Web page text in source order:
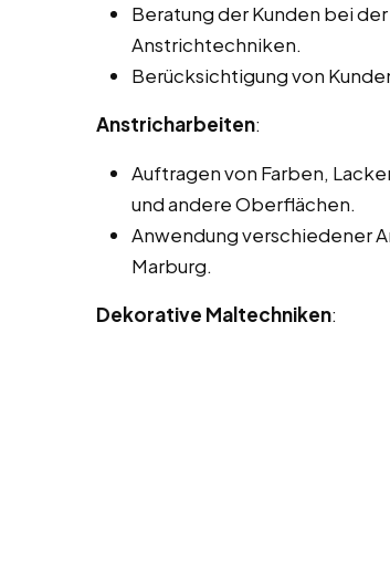
Beratung der Kunden bei
Anstrichtechniken.
Berücksichtigung von
Anstricharbeiten:
Auftragen von Farben,
und andere Oberflächen.
Anwendung verschiedener
Marburg.
Dekorative Maltechniken: